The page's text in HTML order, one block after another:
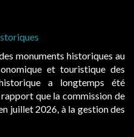
de plage : le juge admet des
des bains de mer, les
un beau sujet domanial.
elles donnent lieu au
Saisies par des